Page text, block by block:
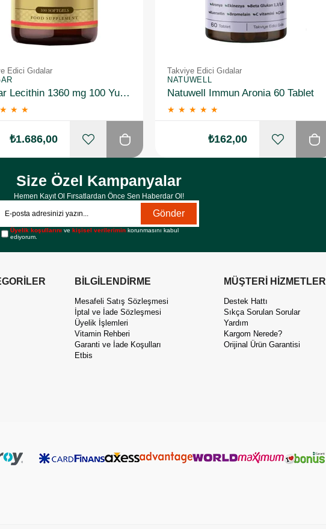
Edici Gıdalar
Solgar Lecithin 1360 mg 100 Yumuşak Jelatin Kapsül 3 Adet
★ ★ ★
₺1.686,00
Takviye Edici Gıdalar
NATUWELL
Natuwell Immun Aronia 60 Tablet
★ ★ ★ ★ ★
₺162,00
Size Özel Kampanyalar
Hemen Kayıt Ol Fırsatlardan Önce Sen Haberdar Ol!
Gönder
Üyelik koşullarını vekişisel verilerimin korunmasını kabul
ediyorum.
BİLGİLENDİRME
Mesafeli Satış Sözleşmesi
İptal ve İade Sözleşmesi
Üyelik İşlemleri
Vitamin Rehberi
Garanti ve İade Koşulları
Etbis
MÜŞTERİ HİZMETLERİ
Destek Hattı
Sıkça Sorulan Sorular
Yardım
Kargom Nerede?
Orijinal Ürün Garantisi